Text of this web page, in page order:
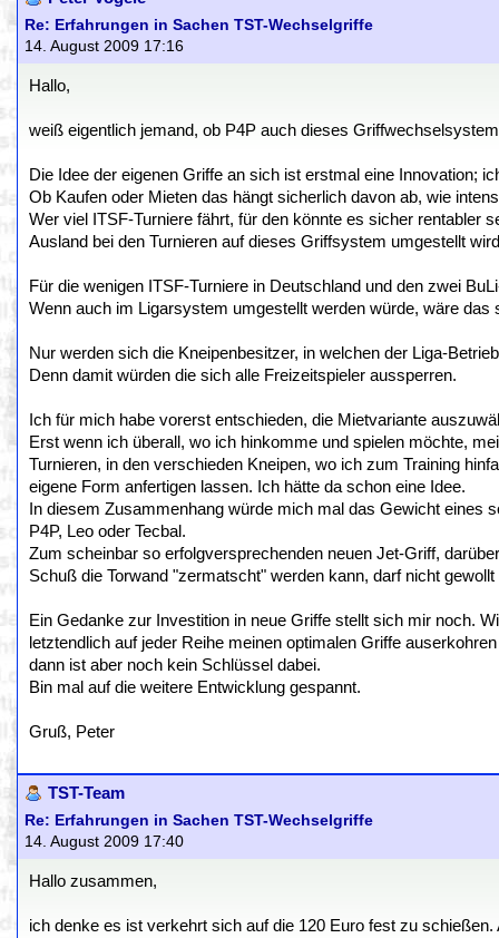
Re: Erfahrungen in Sachen TST-Wechselgriffe
14. August 2009 17:16
Hallo,
weiß eigentlich jemand, ob P4P auch dieses
Die Idee der eigenen Griffe an sich ist erstmal eine Innovation;
Ob Kaufen oder Mieten das hängt sicherlich davon ab, wie
Wer viel ITSF-Turniere fährt, für den könnte es sicher rentabler
Ausland bei den Turnieren auf dieses Griffsystem umgestellt
Für die wenigen ITSF-Turniere in Deutschland und den zwei
Wenn auch im Ligarsystem umgestellt werden würde, wäre
Nur werden sich die Kneipenbesitzer, in welchen der Liga-
Denn damit würden die sich alle Freizeitspieler aussperren.
Ich für mich habe vorerst entschieden, die Mietvariante
Erst wenn ich überall, wo ich hinkomme und spielen möchte,
Turnieren, in den verschieden Kneipen, wo ich zum Training
eigene Form anfertigen lassen. Ich hätte da schon eine Idee.
In diesem Zusammenhang würde mich mal das Gewicht eines
P4P, Leo oder Tecbal.
Zum scheinbar so erfolgversprechenden neuen Jet-Griff,
Schuß die Torwand "zermatscht" werden kann, darf nicht gewollt
Ein Gedanke zur Investition in neue Griffe stellt sich mir noch.
letztendlich auf jeder Reihe meinen optimalen Griffe
dann ist aber noch kein Schlüssel dabei.
Bin mal auf die weitere Entwicklung gespannt.
Gruß, Peter
TST-Team
Re: Erfahrungen in Sachen TST-Wechselgriffe
14. August 2009 17:40
Hallo zusammen,
ich denke es ist verkehrt sich auf die 120 Euro fest zu